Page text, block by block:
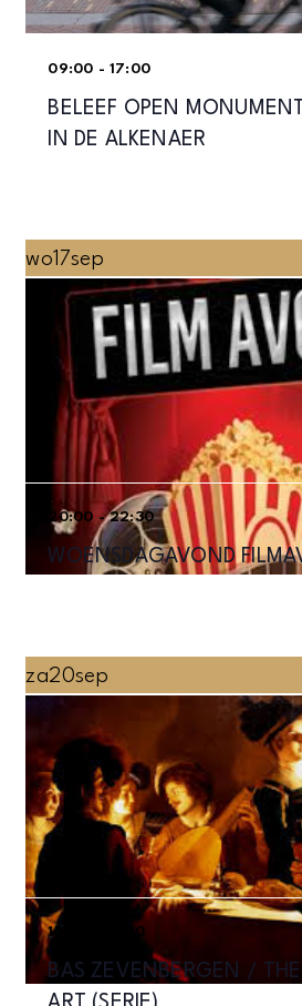
BELEEF OPEN
IN DE ALKENAER
09:00 - 17:00
wo17sep
WOENSDAGAVOND
20:00 - 22:30
za20sep
BAS ZEVENBERGEN / THE
15:00 - 17:00